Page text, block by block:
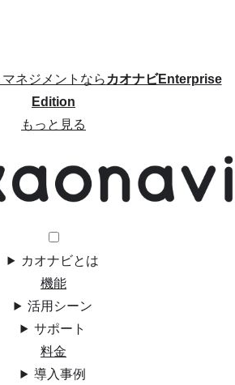
ネジメントならカオナビEnterprise
Edition
もっと見る
カオナビとは
機能
活用シーン
サポート
料金
導入事例